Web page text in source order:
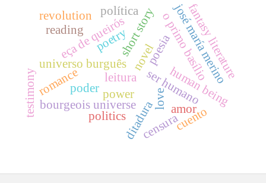
eça de queirós
leitura o primo basílio
poder
universo burguês
bourgeois universe
power
reading
amor
poesia
ser humano
human being
love
poetry
cuento
josé maría merino
fantasy literature
short story
ditadura
testimony
censura
política
romance
novel
politics
revolution